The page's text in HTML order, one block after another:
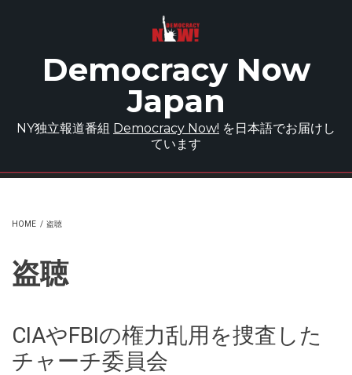
Democracy Now
Japan
NY独立報道番組 Democracy Now! を日本語でお届けし
ています
HOME / 盗聴
盗聴
CIAやFBIの権力乱用を捜査した
チャーチ委員会